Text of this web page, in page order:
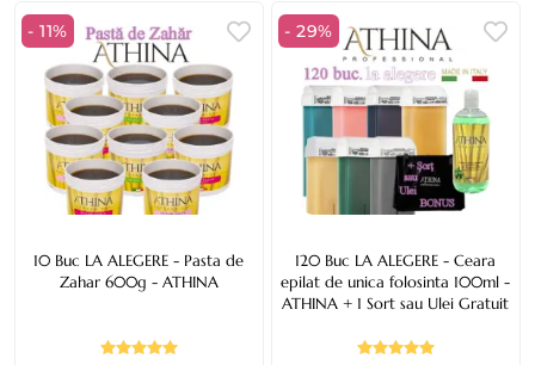
- 11%
10 Buc LA ALEGERE - Pasta de
Zahar 600g - ATHINA
- 29%
120 Buc LA ALEGERE - Ceara
epilat de unica folosinta 100ml -
ATHINA + 1 Sort sau Ulei Gratuit